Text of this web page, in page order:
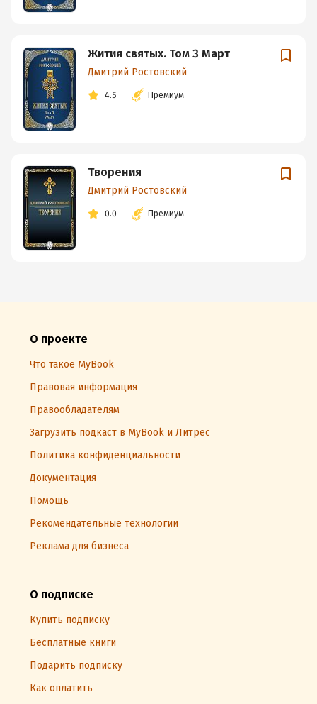
Жития святых. Том 3 Март
Дмитрий Ростовский
4.5 Премиум
Творения
Дмитрий Ростовский
0.0 Премиум
О проекте
Что такое MyBook
Правовая информация
Правообладателям
Загрузить подкаст в MyBook и Литрес
Политика конфиденциальности
Документация
Помощь
Рекомендательные технологии
Реклама для бизнеса
О подписке
Купить подписку
Бесплатные книги
Подарить подписку
Как оплатить